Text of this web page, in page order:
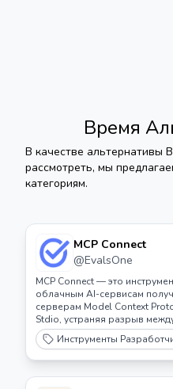
Время
В качестве альтернативы
рассмотреть, мы
категориям.
MCP Connect
@EvalsOne
MCP Connect — это
облачным AI-сервисам
серверам Model Context
Stdio, устраняя разрыв
облачными приложениями.
Инструменты